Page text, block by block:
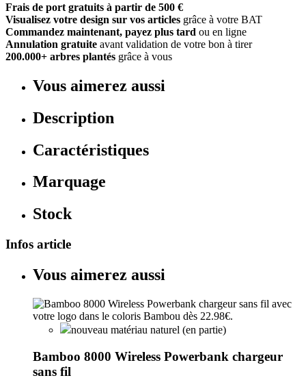
Frais de port gratuits à partir de 500 €
Visualisez votre design sur vos articles grâce à votre BAT
Commandez maintenant, payez plus tard ou en ligne
Annulation gratuite avant validation de votre bon à tirer
200.000+ arbres plantés grâce à vous
Vous aimerez aussi
Description
Caractéristiques
Marquage
Stock
Infos article
Vous aimerez aussi
nouveau matériau naturel (en partie)
Bamboo 8000 Wireless Powerbank chargeur
sans fil